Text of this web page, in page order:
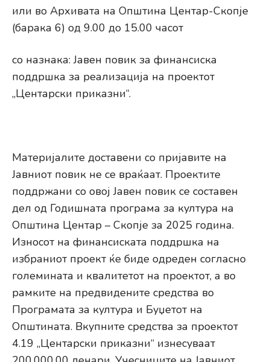
или во Архивата на Општина Центар-Скопје
(барака 6) од 9.00 до 15.00 часот
со назнака: Јавен повик за финансиска
поддршка за реализација на проектот
„Центарски приказни“.
Материјалите доставени со пријавите на
Јавниот повик не се враќаат. Проектите
поддржани со овој Јавен повик се составен
дел од Годишната програма за култура на
Општина Центар – Скопје за 2025 година.
Износот на финансиската поддршка на
избраниот проект ќе биде одреден согласно
големината и квалитетот на проектот, а во
рамките на предвидените средства во
Програмата за култура и Буџетот на
Општината. Вкупните средства за проектот
4.19 „Центарски приказни“ изнесуваат